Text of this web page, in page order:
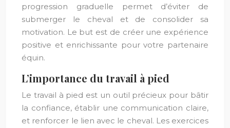
progression graduelle permet d’éviter de
submerger le cheval et de consolider sa
motivation. Le but est de créer une expérience
positive et enrichissante pour votre partenaire
équin.
L’importance du travail à pied
Le travail à pied est un outil précieux pour bâtir
la confiance, établir une communication claire,
et renforcer le lien avec le cheval. Les exercices